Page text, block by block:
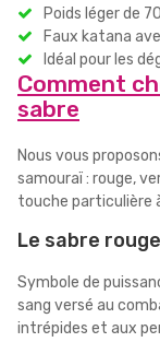
Poids léger de
Faux katana
Idéal pour les
Comment
sabre
Nous vous
samouraï : rouge,
touche particulière
Le sabre rouge
Symbole de
sang versé au
intrépides et aux